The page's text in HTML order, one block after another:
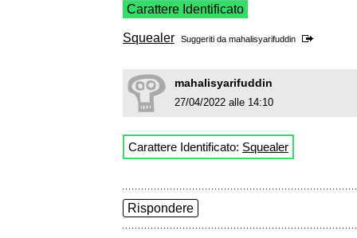
Carattere Identificato
Squealer Suggeriti da mahalisyarifuddin
mahalisyarifuddin
27/04/2022 alle 14:10
Carattere Identificato: Squealer
Rispondere